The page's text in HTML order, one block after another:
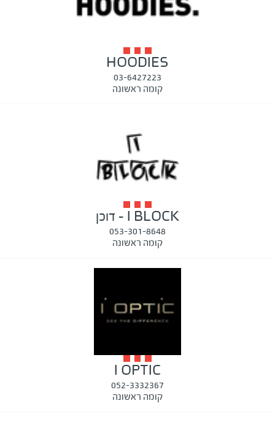
HOODIES
03-6427223
קומה ראשונה
I BLOCK - דוכן
053-301-8648
קומה ראשונה
I OPTIC
052-3332367
קומה ראשונה